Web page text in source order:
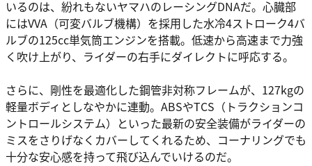
いるのは、紛れもないヤマハのレーシングDNAだ。心臓部
にはVVA（可変バルブ機構）を採用した水冷4ストローク4バ
ルブの125cc単気筒エンジンを搭載。低速から高速まで力強
く吹け上がり、ライダーの右手にダイレクトに呼応する。
さらに、剛性を最適化した鋼管非対称フレームが、127kgの
軽量ボディとしなやかに連動。ABSやTCS（トラクションコ
ントロールシステム）といった最新の安全装備がライダーの
ミスをさりげなくカバーしてくれるため、コーナリングでも
十分な安心感を持って飛び込んでいけるのだ。